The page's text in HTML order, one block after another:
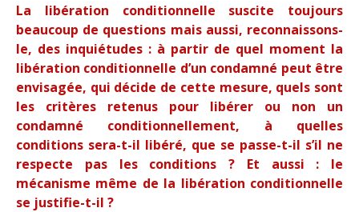
La libération conditionnelle suscite toujours
beaucoup de questions mais aussi, reconnaissons-
le, des inquiétudes : à partir de quel moment la
libération conditionnelle d’un condamné peut être
envisagée, qui décide de cette mesure, quels sont
les critères retenus pour libérer ou non un
condamné conditionnellement, à quelles
conditions sera-t-il libéré, que se passe-t-il s’il ne
respecte pas les conditions ? Et aussi : le
mécanisme même de la libération conditionnelle
se justifie-t-il ?